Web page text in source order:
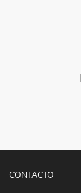
CONTACTO